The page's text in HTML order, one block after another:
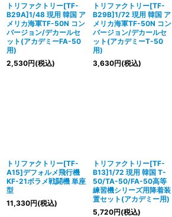
トリファクトリー[TF-
B29A]1/48 現用 韓国 ア
メリカ海軍TF-50N コン
バージョン/デカールセ
ット(アカデミーFA-50
用)
2,530円(税込)
トリファクトリー[TF-
B29B]1/72 現用 韓国 ア
メリカ海軍TF-50N コン
バージョン/デカールセ
ット(アカデミーT-50
用)
3,630円(税込)
トリファクトリー[TF-
A15]デフォルメ飛行機
KF-21ボラメ戦闘機 単座
型
11,330円(税込)
トリファクトリー[TF-
B13]1/72 現用 韓国 T-
50/TA-50/FA-50高等
練習機シリーズ用降着装
置セット(アカデミー用)
5,720円(税込)